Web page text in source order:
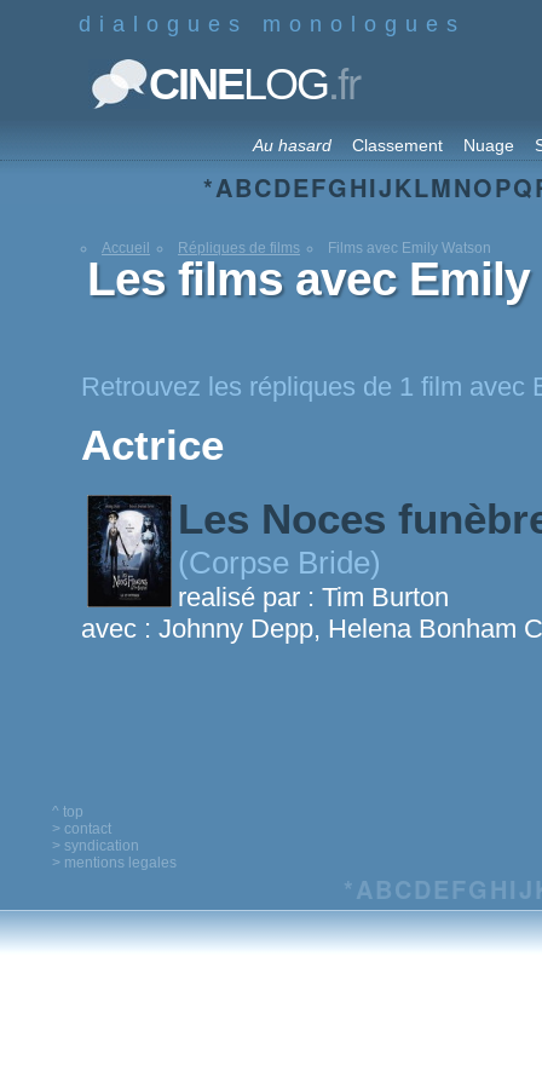
dialogues monologues
CINELOG.fr
Au hasard Classement Nuage
*ABCDEFGHIJKLMNOPQ
Accueil Répliques de films Films avec Emily Watson
Les films avec Emily
Retrouvez les répliques de 1 film avec
Actrice
Les Noces
(Corpse Bride)
realisé par : Tim Burton
avec : Johnny Depp, Helena Bonham
^ top
> contact
> syndication
> mentions legales
*ABCDEFG HIJ